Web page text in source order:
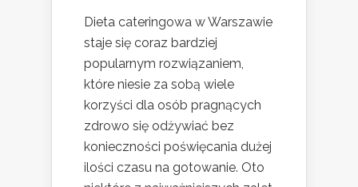
Dieta cateringowa w Warszawie
staje się coraz bardziej
popularnym rozwiązaniem,
które niesie za sobą wiele
korzyści dla osób pragnących
zdrowo się odżywiać bez
konieczności poświęcania dużej
ilości czasu na gotowanie. Oto